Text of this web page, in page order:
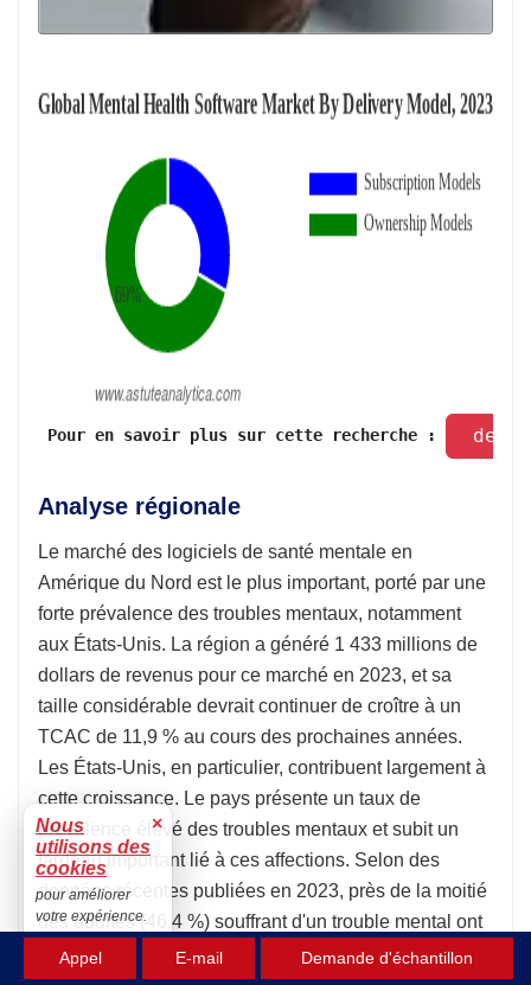
Pour en savoir plus sur cette recherche :
Analyse régionale
Le marché des logiciels de santé mentale en
Amérique du Nord est le plus important, porté par une
forte prévalence des troubles mentaux, notamment
aux États-Unis. La région a généré 1 433 millions de
dollars de revenus pour ce marché en 2023, et sa
taille considérable devrait continuer de croître à un
TCAC de 11,9 % au cours des prochaines années.
Les États-Unis, en particulier, contribuent largement à
cette croissance. Le pays présente un taux de
prévalence élevé des troubles mentaux et subit un
fardeau important lié à ces affections. Selon des
données récentes publiées en 2023, près de la moitié
des adultes (46,4 %) souffrant d'un trouble mental ont
reçu un traitement l'année précédente ; seulement 19
Appel E-mail Demande d'échantillon
Nous
utilisons des
cookies
×
pour améliorer
votre expérience.